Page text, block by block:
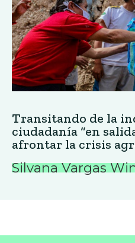
Transitando de la
ciudadanía “en
afrontar la crisis
Silvana Vargas